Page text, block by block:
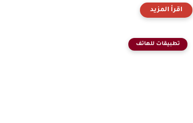
تطبيقات للهاتف